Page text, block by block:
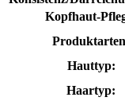
Kopfhaut-
Hauttyp:
Haartyp: